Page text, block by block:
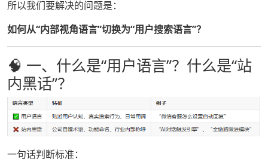
所以我们要解决的问题是：
如何从“内部视角语言”切换为“用户搜索语言”？
🧠 一、什么是“用户语言”？什么是“站
内黑话”？
一句话判断标准：